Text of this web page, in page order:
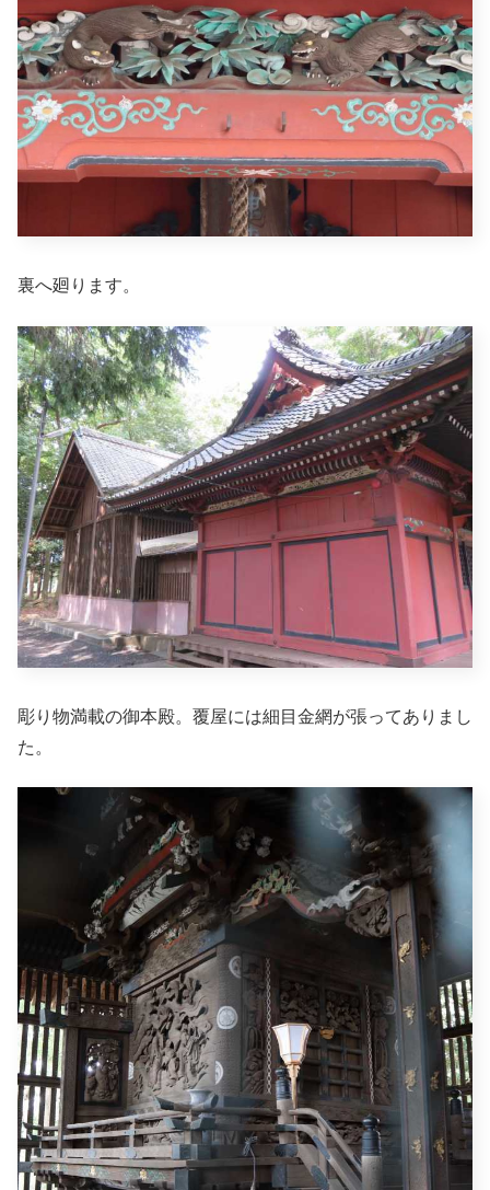
裏へ廻ります。
彫り物満載の御本殿。覆屋には細目金網が張ってありまし
た。